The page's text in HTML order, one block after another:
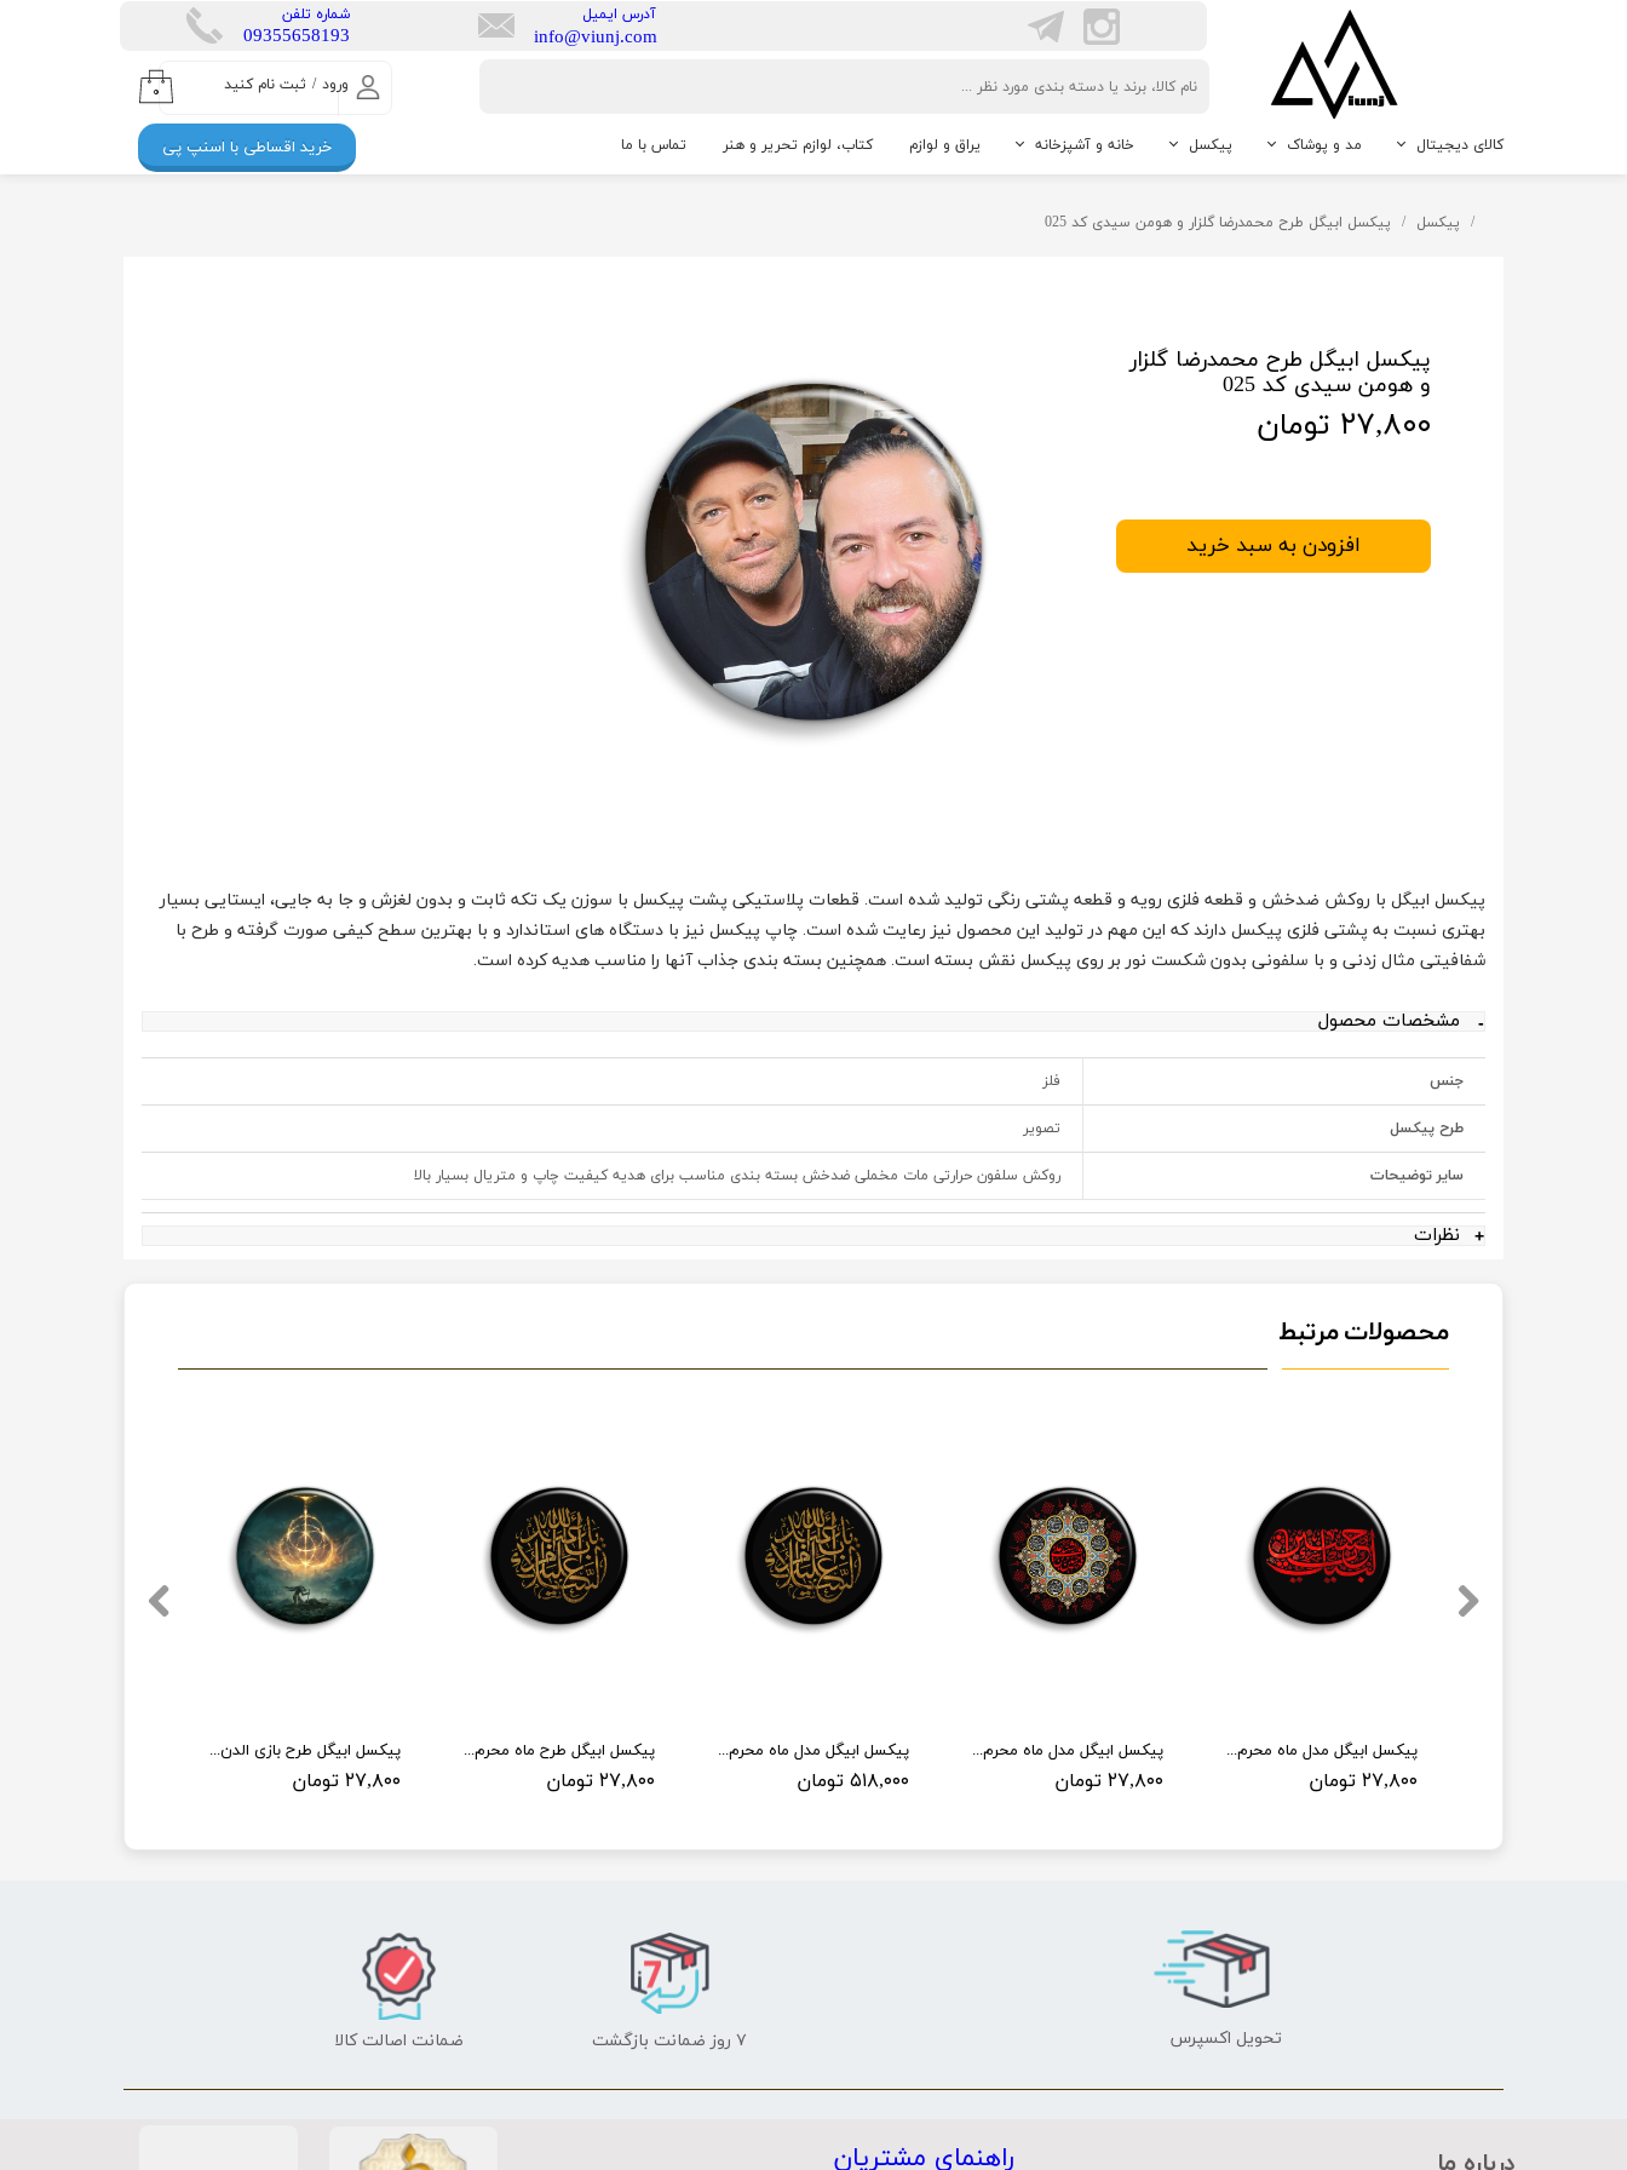
ورود / ثبت نام کنید
حساب کاربری من
تغییر گذر واژه
۰
کالای دیجیتال مد و پوشاک پیکسل خانه و آشپزخانه یراق و لوازم کتاب، لوازم تحریر و هنر تماس با ما
​شماره تلفن
​​09355658193
​آدرس ایمیل
info@viunj.com
خرید اقساطی با اسنپ پی
پیکسل پیکسل ابیگل طرح محمدرضا گلزار و هومن سیدی کد 025
پیکسل ابیگل طرح محمدرضا گلزار
و هومن سیدی کد 025
۲۷,۸۰۰ تومان
افزودن به سبد خرید
پیکسل ابیگل با روکش ضدخش و قطعه فلزی رویه و قطعه پشتی رنگی تولید شده است. قطعات پلاستیکی پشت پیکسل با سوزن یک تکه ثابت و بدون لغزش و جا به جایی، ایستایی بسیار
بهتری نسبت به پشتی فلزی پیکسل دارند که این مهم در تولید این محصول نیز رعایت شده است. چاپ پیکسل نیز با دستگاه های استاندارد و با بهترین سطح کیفی صورت گرفته و طرح با
شفافیتی مثال زدنی و با سلفونی بدون شکست نور بر روی پیکسل نقش بسته است. همچنین بسته بندی جذاب آنها را مناسب هدیه کرده است.
مشخصات محصول
جنس فلز
طرح پیکسل تصویر
سایر توضیحات روکش سلفون حرارتی مات مخملی ضدخش بسته بندی مناسب برای هدیه کیفیت چاپ و متریال بسیار بالا
نظرات
محصولات مرتبط
پیکسل ابیگل طرح بازی الدن رینگ کد elden ring 005
۲۷,۸۰۰ تومان
پیکسل ابیگل طرح ماه محرم کد 001
۲۷,۸۰۰ تومان
پیکسل ابیگل مدل ماه محرم کد 001 بسته 50 عددی
۵۱۸,۰۰۰ تومان
پیکسل ابیگل مدل ماه محرم کد 002
۲۷,۸۰۰ تومان
پیکسل ابیگل مدل ماه محرم کد 004
۲۷,۸۰۰ تومان
راهنمای مشتریان
تحویل اکسپرس ۷ روز ضمانت بازگشت ضمانت اصالت کالا